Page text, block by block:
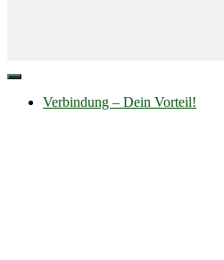
Navigation
umschalten
Verbindung – Dein Vorteil!